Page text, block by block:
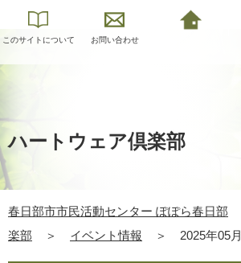
このサイトについて お問い合わせ
ハートウェア倶楽部
春日部市市民活動センター ぽぽら春日部
楽部
＞ イベント情報 ＞ 2025年05月